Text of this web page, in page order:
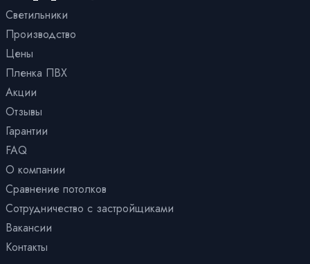
С трековыми светильниками
Светильники
Производство
Цены
Пленка ПВХ
Акции
Отзывы
Гарантии
FAQ
О компании
Сравнение потолков
Сотрудничество с застройщиками
Вакансии
Контакты